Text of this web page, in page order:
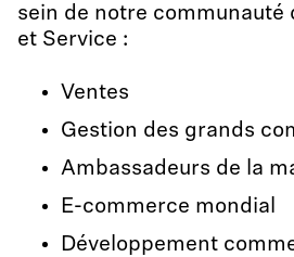
sein de notre communauté
et Service :
Ventes
Gestion des grands
Ambassadeurs de la
E-commerce mondial
Développement